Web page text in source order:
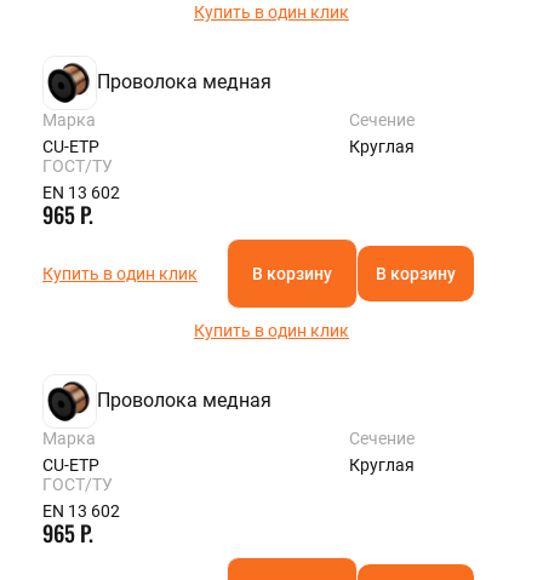
Купить в один клик
Проволока медная
Марка
CU-ETP
Сечение
Круглая
ГОСТ/ТУ
EN 13 602
965 Р.
Купить в один клик В корзину В корзину
Купить в один клик
Проволока медная
Марка
CU-ETP
Сечение
Круглая
ГОСТ/ТУ
EN 13 602
965 Р.